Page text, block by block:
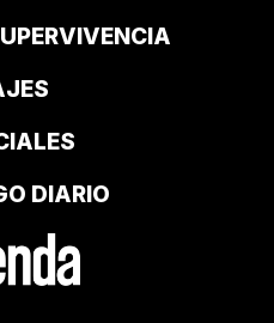
DIARIO